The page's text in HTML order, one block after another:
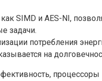
SIMD и AES-NI,
задачи.
потребления
на